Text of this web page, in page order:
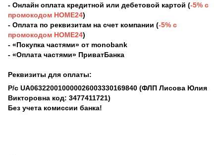
- Онлайн оплата кредитной или дебетовой картой (-5% с
промокодом HOME24)
- Оплата по реквизитам на счет компании (-5% с
промокодом HOME24)
- «Покупка частями» от monobank
- «Оплата частями» ПриватБанка
Реквизиты для оплаты:
Р/с UA063220010000026003330169840 (ФЛП Лисова Юлия
Викторовна код: 3477411721)
Без учета комиссии банка!